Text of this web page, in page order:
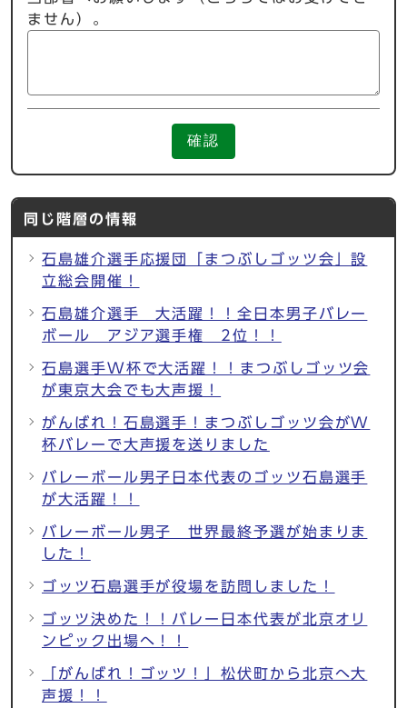
ません）。
確認
同じ階層の情報
石島雄介選手応援団「まつぶしゴッツ会」設
立総会開催！
石島雄介選手 大活躍！！全日本男子バレー
ボール アジア選手権 2位！！
石島選手W杯で大活躍！！まつぶしゴッツ会
が東京大会でも大声援！
がんばれ！石島選手！まつぶしゴッツ会がW
杯バレーで大声援を送りました
バレーボール男子日本代表のゴッツ石島選手
が大活躍！！
バレーボール男子 世界最終予選が始まりま
した！
ゴッツ石島選手が役場を訪問しました！
ゴッツ決めた！！バレー日本代表が北京オリ
ンピック出場へ！！
「がんばれ！ゴッツ！」松伏町から北京へ大
声援！！